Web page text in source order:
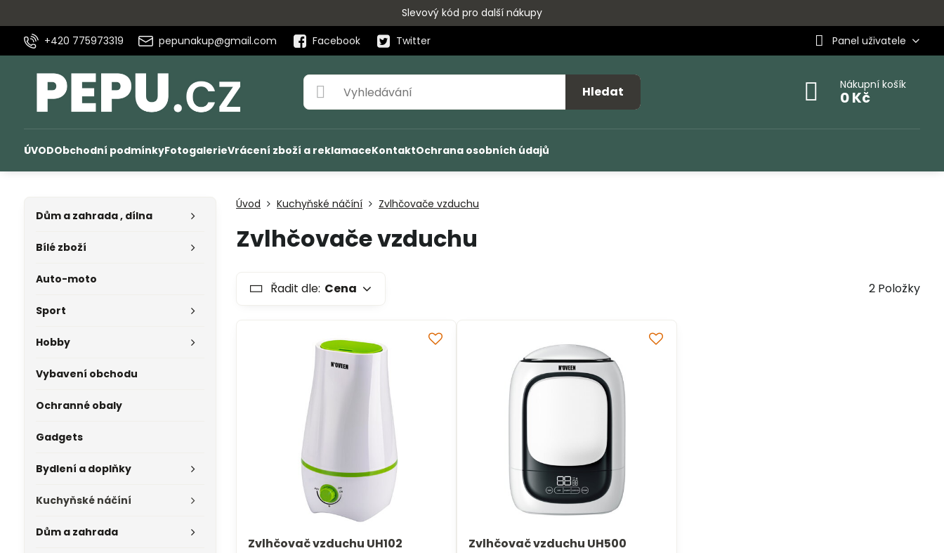
Slevový kód pro další nákupy
+420 775973319
pepunakup@gmail.com Facebook Twitter Panel uživatele
Hledat Nákupní košík
0 Kč
ÚVODObchodní podmínkyFotogalerieVrácení zboží a reklamaceKontaktOchrana osobních údajů
Úvod Kuchyňské náčíní Zvlhčovače vzduchu
Zvlhčovače vzduchu
Řadit dle: Cena 2 Položky
Zvlhčovač vzduchu UH102 Zvlhčovač vzduchu UH500
Dům a zahrada , dílna
Bílé zboží
Auto-moto
Sport
Hobby
Vybavení obchodu
Ochranné obaly
Gadgets
Bydlení a doplňky
Kuchyňské náčíní
Dům a zahrada